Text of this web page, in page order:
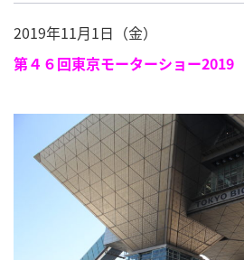
2019年11月1日（金）
第４６回東京モーターショー2019